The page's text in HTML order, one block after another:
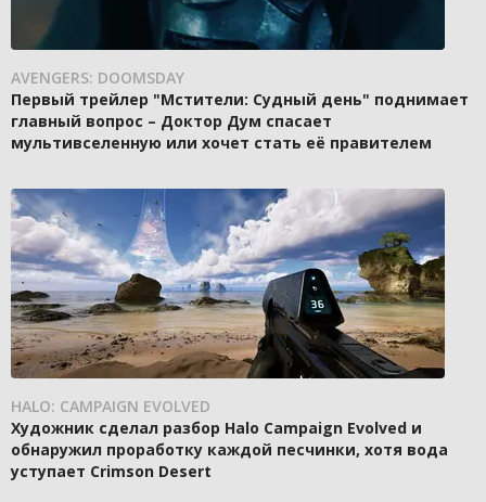
AVENGERS: DOOMSDAY
Первый трейлер "Мстители: Судный день" поднимает
главный вопрос – Доктор Дум спасает
мультивселенную или хочет стать её правителем
HALO: CAMPAIGN EVOLVED
Художник сделал разбор Halo Campaign Evolved и
обнаружил проработку каждой песчинки, хотя вода
уступает Crimson Desert